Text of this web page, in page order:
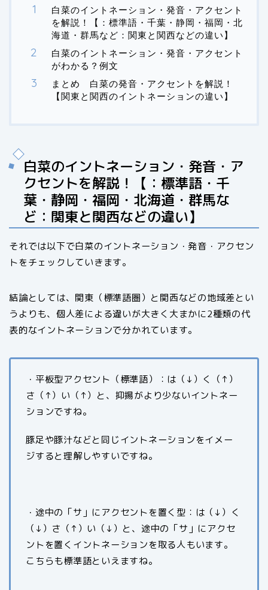
白菜のイントネーション・発音・アクセント
を解説！【：標準語・千葉・静岡・福岡・北
海道・群馬など：関東と関西などの違い】
白菜のイントネーション・発音・アクセント
がわかる？例文
まとめ 白菜の発音・アクセントを解説！
【関東と関西のイントネーションの違い】
白菜のイントネーション・発音・ア
クセントを解説！【：標準語・千
葉・静岡・福岡・北海道・群馬な
ど：関東と関西などの違い】
それでは以下で白菜のイントネーション・発音・アクセン
トをチェックしていきます。
結論としては、関東（標準語圏）と関西などの地域差とい
うよりも、個人差による違いが大きく大まかに2種類の代
表的なイントネーションで分かれています。
・平板型アクセント（標準語）：は（↓）く（↑）
さ（↑）い（↑）と、抑揚がより少ないイントネー
ションですね。
豚足や豚汁などと同じイントネーションをイメー
ジすると理解しやすいですね。
・途中の「サ」にアクセントを置く型：は（↓）く
（↓）さ（↑）い（↓）と、途中の「サ」にアクセ
ントを置くイントネーションを取る人もいます。
こちらも標準語といえますね。